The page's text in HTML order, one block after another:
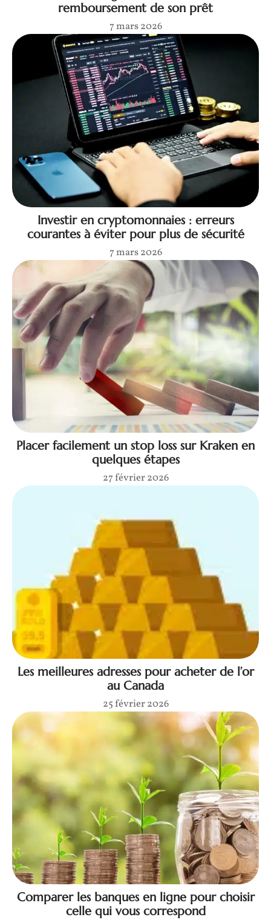
remboursement de son prêt
7 mars 2026
Investir en cryptomonnaies : erreurs
courantes à éviter pour plus de sécurité
7 mars 2026
Placer facilement un stop loss sur Kraken en
quelques étapes
27 février 2026
Les meilleures adresses pour acheter de l’or
au Canada
25 février 2026
Comparer les banques en ligne pour choisir
celle qui vous correspond